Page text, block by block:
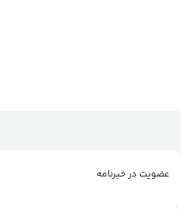
عضویت در خبرنامه